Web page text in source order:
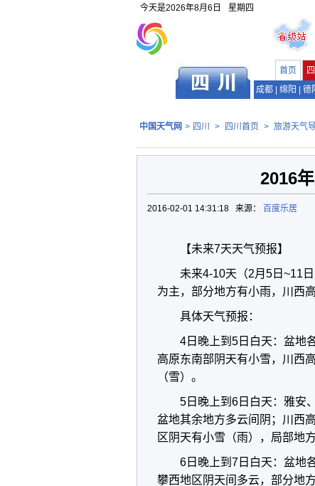
今天是2026年8月6日 星期四
首页
成都
绵阳 德
中国天气网 > 四川 > 四川首页 > 旅游天气
2016
2016-02-01 14:31:18 来源： 百度乐居
【未来7天天气预报】
未来4-10天（2月5日~11
为主，部分地方有小雨，川西
具体天气预报：
4日晚上到5日白天：盆地
高原东南部阴天有小雪，川西
（雪）。
5日晚上到6日白天：雅安
盆地其余地方多云间阴；川西
区阴天有小雪（雨），局部地方
6日晚上到7日白天：盆地
攀西地区阴天间多云，部分地